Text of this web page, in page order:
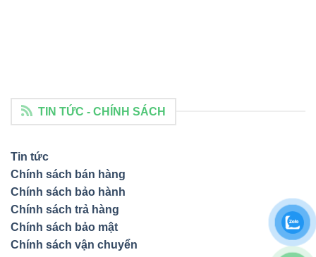
TIN TỨC - CHÍNH SÁCH
Tin tức
Chính sách bán hàng
Chính sách bảo hành
Chính sách trả hàng
Chính sách bảo mật
Chính sách vận chuyển